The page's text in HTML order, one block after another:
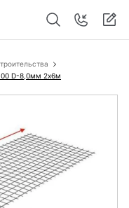
D-8,0мм 2х6м